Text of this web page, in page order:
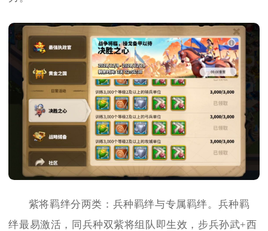
紫将羁绊分两类：兵种羁绊与专属羁绊。兵种羁
绊最易激活，同兵种双紫将组队即生效，步兵孙武+西